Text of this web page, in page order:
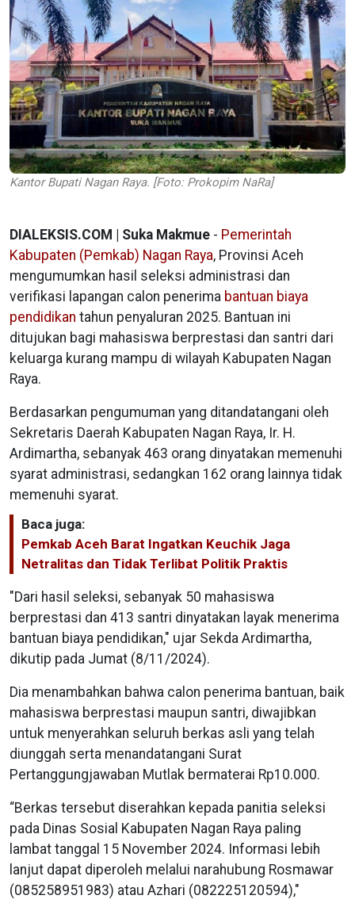
Kantor Bupati Nagan Raya. [Foto: Prokopim NaRa]
DIALEKSIS.COM | Suka Makmue - Pemerintah
Kabupaten (Pemkab) Nagan Raya, Provinsi Aceh
mengumumkan hasil seleksi administrasi dan
verifikasi lapangan calon penerima bantuan biaya
pendidikan tahun penyaluran 2025. Bantuan ini
ditujukan bagi mahasiswa berprestasi dan santri dari
keluarga kurang mampu di wilayah Kabupaten Nagan
Raya.
Berdasarkan pengumuman yang ditandatangani oleh
Sekretaris Daerah Kabupaten Nagan Raya, Ir. H.
Ardimartha, sebanyak 463 orang dinyatakan memenuhi
syarat administrasi, sedangkan 162 orang lainnya tidak
memenuhi syarat.
Baca juga:
Pemkab Aceh Barat Ingatkan Keuchik Jaga
Netralitas dan Tidak Terlibat Politik Praktis
"Dari hasil seleksi, sebanyak 50 mahasiswa
berprestasi dan 413 santri dinyatakan layak menerima
bantuan biaya pendidikan," ujar Sekda Ardimartha,
dikutip pada Jumat (8/11/2024).
Dia menambahkan bahwa calon penerima bantuan, baik
mahasiswa berprestasi maupun santri, diwajibkan
untuk menyerahkan seluruh berkas asli yang telah
diunggah serta menandatangani Surat
Pertanggungjawaban Mutlak bermaterai Rp10.000.
“Berkas tersebut diserahkan kepada panitia seleksi
pada Dinas Sosial Kabupaten Nagan Raya paling
lambat tanggal 15 November 2024. Informasi lebih
lanjut dapat diperoleh melalui narahubung Rosmawar
(085258951983) atau Azhari (082225120594),"